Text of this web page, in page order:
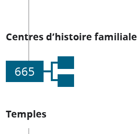
Centres d’histoire familiale
665
Temples